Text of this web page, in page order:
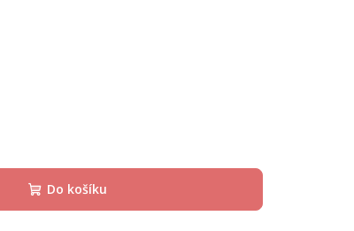
Do košíku